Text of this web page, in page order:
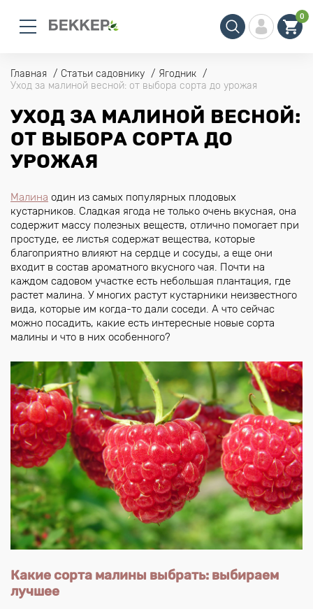
0
Главная Статьи садовнику
Ягодник
Уход за малиной весной: от выбора сорта до урожая
УХОД ЗА МАЛИНОЙ ВЕСНОЙ:
ОТ ВЫБОРА СОРТА ДО
УРОЖАЯ
Малина один из самых популярных плодовых
кустарников. Сладкая ягода не только очень вкусная, она
содержит массу полезных веществ, отлично помогает при
простуде, ее листья содержат вещества, которые
благоприятно влияют на сердце и сосуды, а еще они
входит в состав ароматного вкусного чая. Почти на
каждом садовом участке есть небольшая плантация, где
растет малина. У многих растут кустарники неизвестного
вида, которые им когда-то дали соседи. А что сейчас
можно посадить, какие есть интересные новые сорта
малины и что в них особенного?
Какие сорта малины выбрать: выбираем
лучшее